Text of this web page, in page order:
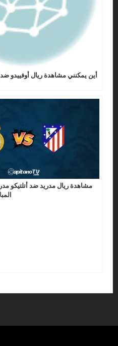
أين يمكنني مشاهدة ريال أوفييدو
مشاهدة ريال مدريد ضد أتلتيكو